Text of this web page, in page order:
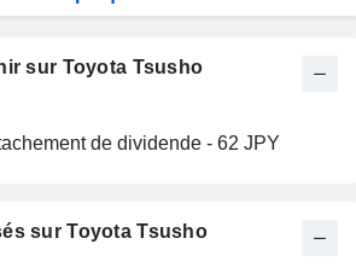
sur Toyota Tsusho
de dividende - 62 JPY
sur Toyota Tsusho